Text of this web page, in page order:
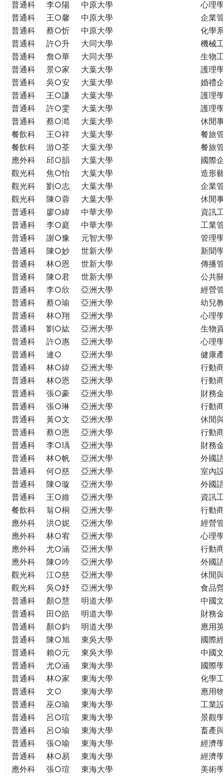
普通科
李○陽 中原大學
心理
普通科
王○馨 中原大學
企業
普通科
蔡○忻 中原大學
化學
普通科
許○升 大同大學
機械
普通科
詹○華 大同大學
生物
普通科
景○家 大葉大學
護理
普通科
吳○安 大葉大學
婚禮
普通科
王○謙 大葉大學
護理
普通科
許○雯 大葉大學
護理
普通科
蔡○澔 大葉大學
休閒
餐飲科
王○祥 大葉大學
餐旅
餐飲科
游○荃 大葉大學
餐旅
應外科
邱○韻 大葉大學
國際
觀光科
焦○怡 大葉大學
造形
觀光科
劉○志 大葉大學
企業
觀光科
陳○蓉 大葉大學
休閒
普通科
廖○緯 中華大學
資訊
普通科
李○庭 中華大學
工業
普通科
謝○豫 元智大學
管理
普通科
陳○妙 世新大學
新聞
普通科
林○恩 世新大學
傳播
普通科
陳○君 世新大學
公共
普通科
李○欣 亞洲大學
經營
普通科
蔡○瑜 亞洲大學
幼兒
普通科
林○翔 亞洲大學
心理
普通科
劉○紘 亞洲大學
生物
普通科
許○惠 亞洲大學
心理
普通科
連○ 亞洲大學
健康
普通科
林○緯 亞洲大學
行動
普通科
林○恩 亞洲大學
行動
普通科
張○豪 亞洲大學
財務
普通科
張○琳 亞洲大學
行動
普通科
黃○文 亞洲大學
休閒
普通科
蔡○恩 亞洲大學
行動
普通科
李○瑀 亞洲大學
財務
普通科
林○帆 亞洲大學
外國
普通科
何○慈 亞洲大學
室內
普通科
陳○璇 亞洲大學
外國
普通科
王○維 亞洲大學
資訊
餐飲科
翁○桐 亞洲大學
行動
應外科
洪○妮 亞洲大學
經營
應外科
林○宥 亞洲大學
心理
應外科
尤○涵 亞洲大學
行動
應外科
陳○吟 亞洲大學
外國
觀光科
江○慈 亞洲大學
休閒
觀光科
吳○妤 亞洲大學
食品
普通科
顏○慧 明道大學
中國
普通科
田○皓 明道大學
財務
普通科
顏○鈞 明道大學
應用
普通科
陳○旭 東吳大學
國際
普通科
賴○元 東吳大學
中國
普通科
尤○涵 東海大學
國際
普通科
林○家 東海大學
化學
普通科
文○ 東海大學
應用
普通科
巫○瑜 東海大學
工業
普通科
呂○瑄 東海大學
景觀
普通科
呂○瑜 東海大學
畜產
普通科
張○喻 東海大學
經濟
普通科
林○易 東海大學
經濟
應外科
張○瑄 東海大學
美術